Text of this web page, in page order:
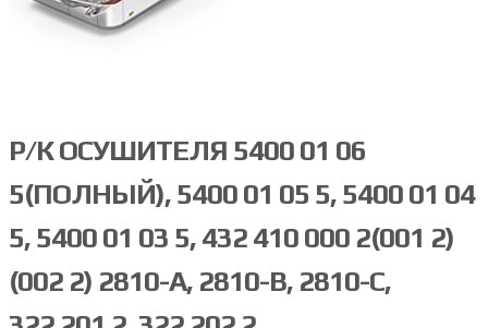
Р/К ОСУШИТЕЛЯ 5400 01 06
5(ПОЛНЫЙ), 5400 01 05 5, 5400 01 04
5, 5400 01 03 5, 432 410 000 2(001 2)
(002 2) 2810-А, 2810-В, 2810-С,